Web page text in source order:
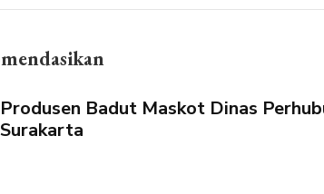
Produsen Badut Maskot Dinas
Surakarta